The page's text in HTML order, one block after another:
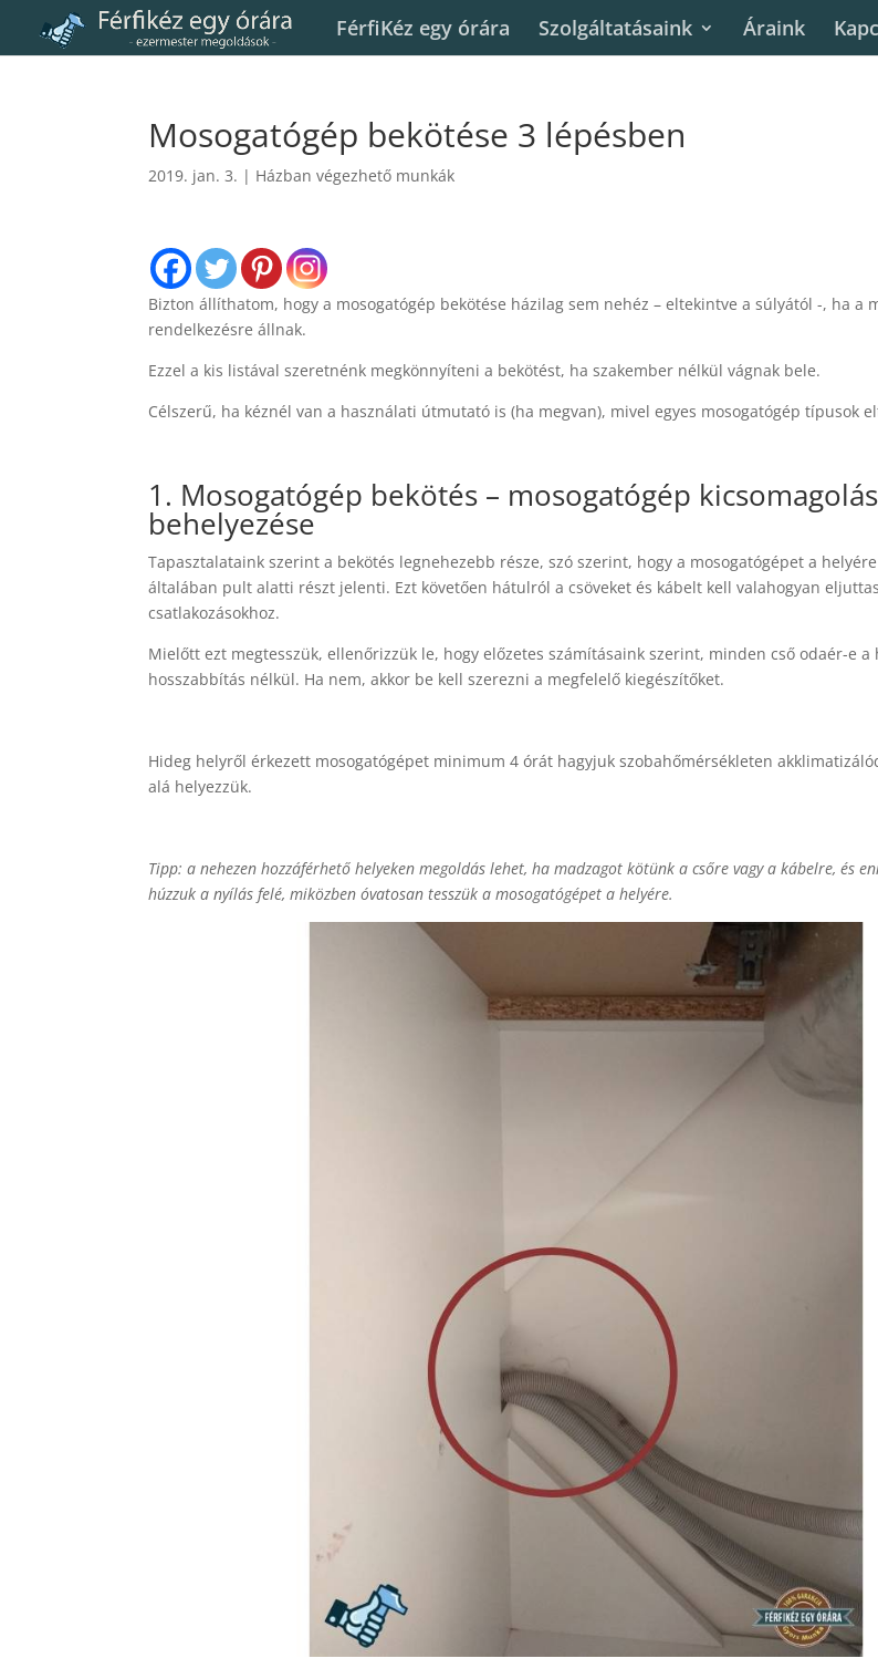
FérfiKéz egy órára Szolgáltatásaink Áraink
Mosogatógép bekötése 3 lépésben
2019. jan. 3. | Házban végezhető munkák
Bizton állíthatom, hogy a mosogatógép bekötése házilag sem nehéz – eltekintve a súlyától -, ha a
rendelkezésre állnak.
Ezzel a kis listával szeretnénk megkönnyíteni a bekötést, ha szakember nélkül vágnak bele.
Célszerű, ha kéznél van a használati útmutató is (ha megvan), mivel egyes mosogatógép típusok
1. Mosogatógép bekötés – mosogatógép
behelyezése
Tapasztalataink szerint a bekötés legnehezebb része, szó szerint, hogy a mosogatógépet a
általában pult alatti részt jelenti. Ezt követően hátulról a csöveket és kábelt kell valahogyan
csatlakozásokhoz.
Mielőtt ezt megtesszük, ellenőrizzük le, hogy előzetes számításaink szerint, minden cső odaér-e a
hosszabbítás nélkül. Ha nem, akkor be kell szerezni a megfelelő kiegészítőket.
Hideg helyről érkezett mosogatógépet minimum 4 órát hagyjuk szobahőmérsékleten
alá helyezzük.
Tipp: a nehezen hozzáférhető helyeken megoldás lehet, ha madzagot kötünk a csőre vagy a kábelre, és
húzzuk a nyílás felé, miközben óvatosan tesszük a mosogatógépet a helyére.